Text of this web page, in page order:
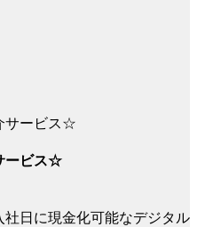
ービス☆
日に現金化可能なデジタル